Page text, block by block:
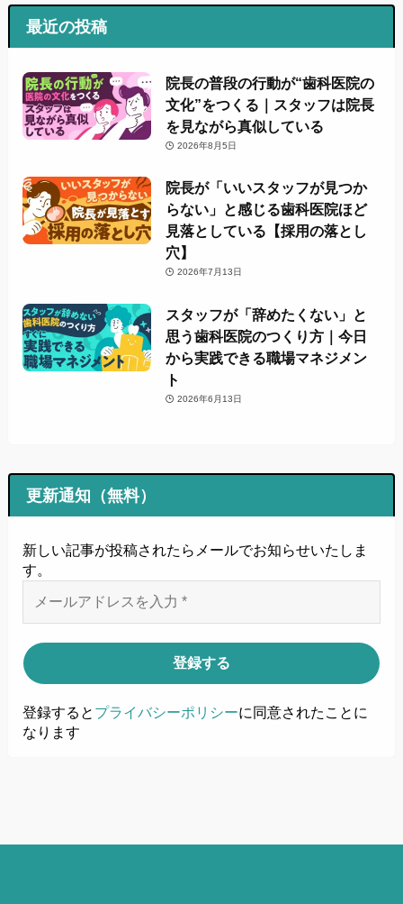
最近の投稿
院長の普段の行動が“歯科医院の
文化”をつくる｜スタッフは院長
を見ながら真似している
2026年8月5日
院長が「いいスタッフが見つか
らない」と感じる歯科医院ほど
見落としている【採用の落とし
穴】
2026年7月13日
スタッフが「辞めたくない」と
思う歯科医院のつくり方｜今日
から実践できる職場マネジメン
ト
2026年6月13日
更新通知（無料）
新しい記事が投稿されたらメールでお知らせいたしま
す。
登録すると プライバシーポリシーに同意されたことに
なります